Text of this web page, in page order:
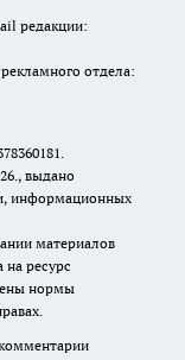
редакции:
отдела:
выдано
информационных
материалов
ресурс
нормы